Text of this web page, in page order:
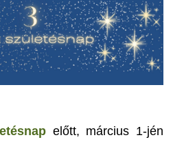
előtt, március 1-jén